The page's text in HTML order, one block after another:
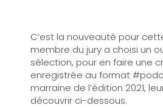
C’est la nouveauté pour
membre du jury a choisi un
sélection, pour en faire une
enregistrée au format
marraine de l’édition 2021,
découvrir ci-dessous.